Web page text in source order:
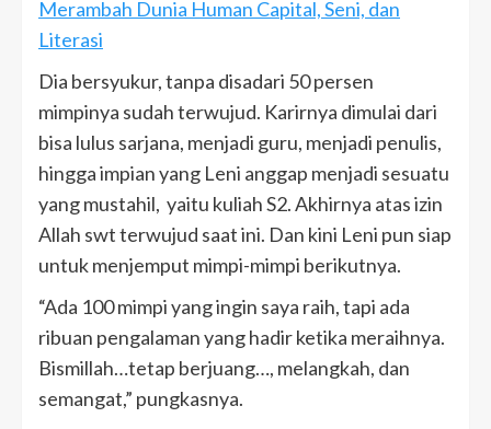
Merambah Dunia Human Capital, Seni, dan
Literasi
Dia bersyukur, tanpa disadari 50 persen
mimpinya sudah terwujud. Karirnya dimulai dari
bisa lulus sarjana, menjadi guru, menjadi penulis,
hingga impian yang Leni anggap menjadi sesuatu
yang mustahil, yaitu kuliah S2. Akhirnya atas izin
Allah swt terwujud saat ini. Dan kini Leni pun siap
untuk menjemput mimpi-mimpi berikutnya.
“Ada 100 mimpi yang ingin saya raih, tapi ada
ribuan pengalaman yang hadir ketika meraihnya.
Bismillah…tetap berjuang…, melangkah, dan
semangat,” pungkasnya.